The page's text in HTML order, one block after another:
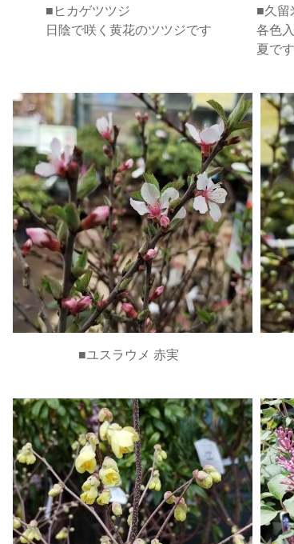
■ヒカゲツツジ
日陰で咲く黄花のツツジです
■久留
各色
夏です
■ユスラウメ 赤実